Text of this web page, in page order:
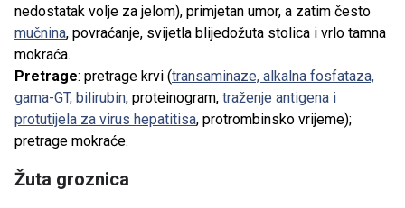
nedostatak volje za jelom), primjetan umor, a zatim često
mučnina, povraćanje, svijetla blijedožuta stolica i vrlo tamna
mokraća.
Pretrage: pretrage krvi (transaminaze, alkalna fosfataza,
gama-GT, bilirubin, proteinogram, traženje antigena i
protutijela za virus hepatitisa, protrombinsko vrijeme);
pretrage mokraće.
Žuta groznica